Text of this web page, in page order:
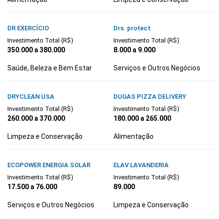
DR EXERCÍCIO
Investimento Total (R$)
350.000 a 380.000
Saúde, Beleza e Bem Estar
Drs. protect
Investimento Total (R$)
8.000 a 9.000
Serviços e Outros Negócios
DRYCLEAN USA
Investimento Total (R$)
260.000 a 370.000
Limpeza e Conservação
DUGAS PIZZA DELIVERY
Investimento Total (R$)
180.000 a 265.000
Alimentação
ECOPOWER ENERGIA SOLAR
Investimento Total (R$)
17.500 a 76.000
Serviços e Outros Negócios
ELAV LAVANDERIA
Investimento Total (R$)
89.000
Limpeza e Conservação